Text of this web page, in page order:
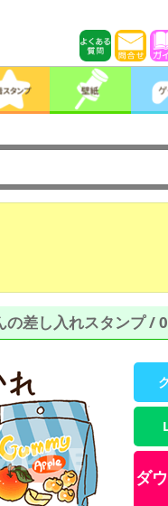
の差し入れスタンプ /
ダ